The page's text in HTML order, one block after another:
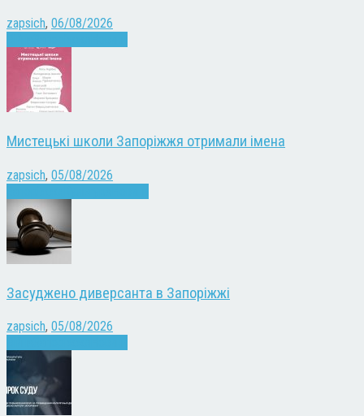
zapsich, 06/08/2026
Мистецькі школи Запоріжжя отримали імена
zapsich, 05/08/2026
Засуджено диверсанта в Запоріжжі
zapsich, 05/08/2026